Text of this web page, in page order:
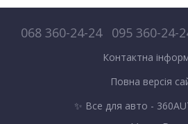
068 360-24-24 095 360-24-
Контактна
Повна версія
✨ Все для авто -